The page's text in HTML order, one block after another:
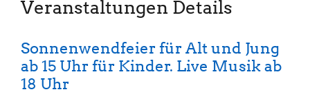
Veranstaltungen Details
Sonnenwendfeier für Alt und Jung
ab 15 Uhr für Kinder. Live Musik ab
18 Uhr